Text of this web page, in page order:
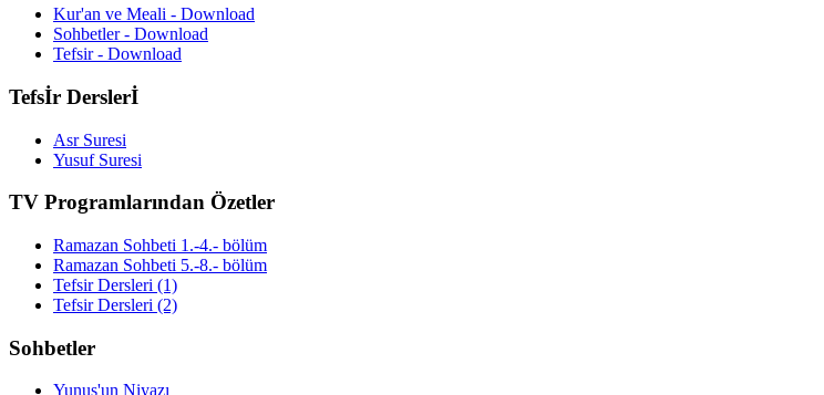
Kur'an ve Meali - Download
Sohbetler - Download
Tefsir - Download
Tefsİr Derslerİ
Asr Suresi
Yusuf Suresi
TV Programlarından Özetler
Ramazan Sohbeti 1.-4.- bölüm
Ramazan Sohbeti 5.-8.- bölüm
Tefsir Dersleri (1)
Tefsir Dersleri (2)
Sohbetler
Yunus'un Niyazı